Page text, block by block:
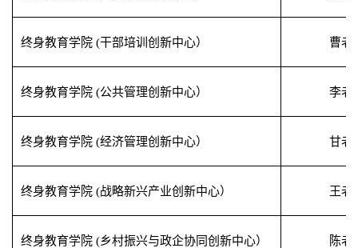
终身教育学院 (干部培训创新中心） 曹老
终身教育学院 (公共管理创新中心） 李老
终身教育学院 (经济管理创新中心） 甘老
终身教育学院 (战略新兴产业创新中心） 王老
终身教育学院 (乡村振兴与政企协同创新中心） 陈老